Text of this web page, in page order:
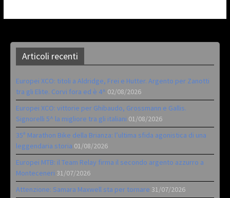
Articoli recenti
Europei XCO: titoli a Aldridge, Frei e Hutter. Argento per Zanotti
tra gli Elite. Corvi fora ed è 4^ 02/08/2026
Europei XCO: vittorie per Ghibaudo, Grossmann e Gallis.
Signorelli 5^ la migliore tra gli italiani 01/08/2026
35ª Marathon Bike della Brianza: l’ultima sfida agonistica di una
leggendaria storia 01/08/2026
Europei MTB: il Team Relay firma il secondo argento azzurro a
Monteceneri 31/07/2026
Attenzione: Samara Maxwell sta per tornare 31/07/2026